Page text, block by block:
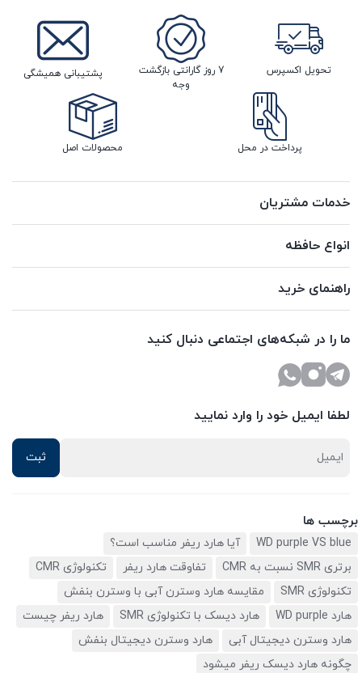
تحویل اکسپرس
7 روز گارانتی بازگشت
وجه
پشتیبانی همیشگی
پرداخت در محل محصولات اصل
خدمات مشتریان
انواع حافظه
راهنمای خرید
ما را در شبکه‌های اجتماعی دنبال کنید
لطفا ایمیل خود را وارد نمایید
برچسب ها
WD purple VS blue
آیا هارد ریفر مناسب است؟
برتری SMR نسبت به CMR
تفاوقت هارد ریفر
تکنولوژی CMR
تکنولوژی SMR
مقایسه هارد وسترن آبی با وسترن بنفش
هارد WD purple
هارد دیسک با تکنولوژی SMR
هارد ریفر چیست
هارد وسترن دیجیتال آبی
هارد وسترن دیجیتال بنفش
چگونه هارد دیسک ریفر میشود